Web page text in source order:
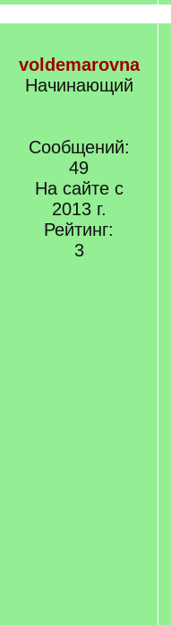
voldemarovna
Начинающий
Сообщений:
49
На сайте с
2013 г.
Рейтинг:
3